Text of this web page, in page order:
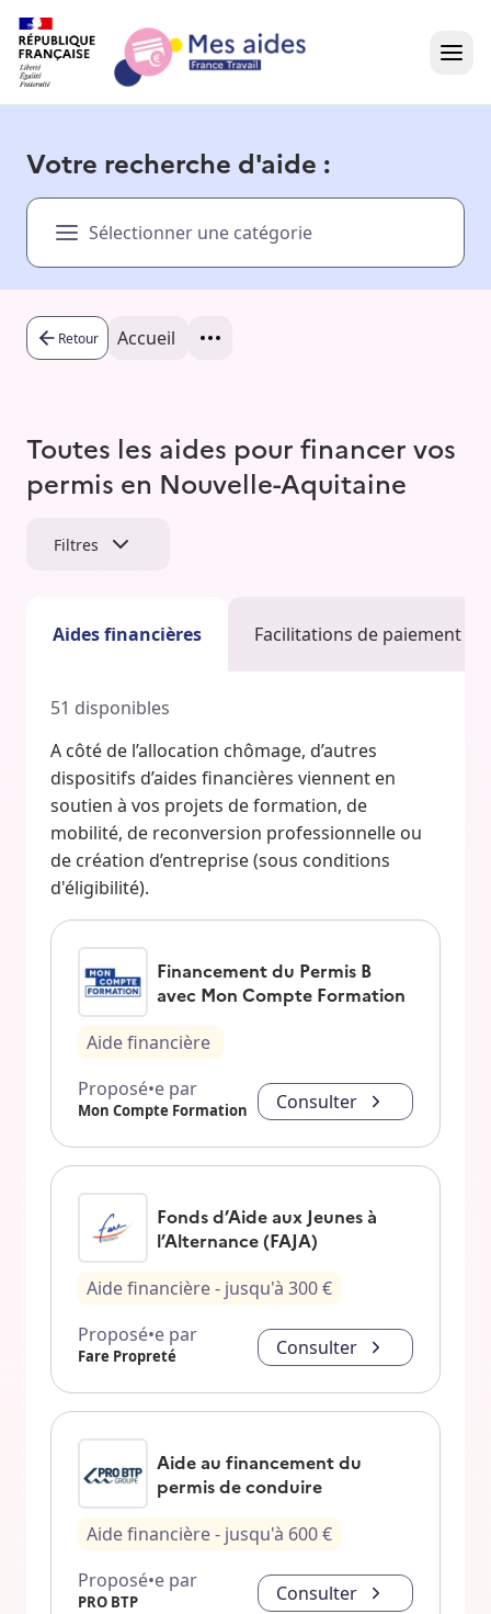
Présentation vidéo
Besoin d'aide ?
Votre recherche d'aide :
Sélectionner une catégorie
Retour Accueil
Toutes les aides pour financer vos
permis en Nouvelle-Aquitaine
Filtres
Aides financières Facilitations de paiement
51 disponibles
A côté de l’allocation chômage, d’autres
dispositifs d’aides financières viennent en
soutien à vos projets de formation, de
mobilité, de reconversion professionnelle ou
de création d’entreprise (sous conditions
d'éligibilité).
Financement du Permis B
avec Mon Compte Formation
Aide financière
Proposé•e par
Mon Compte Formation Consulter
Fonds d’Aide aux Jeunes à
l’Alternance (FAJA)
Aide financière- jusqu'à 300€
Proposé•e par
Fare Propreté Consulter
Aide au financement du
permis de conduire
Aide financière- jusqu'à 600€
Proposé•e par
PRO BTP Consulter